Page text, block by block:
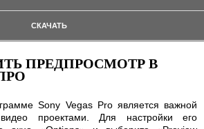
СКАЧАТЬ
ПРЕДПРОСМОТР В
Sony Vegas Pro является важной
проектами. Для настройки его